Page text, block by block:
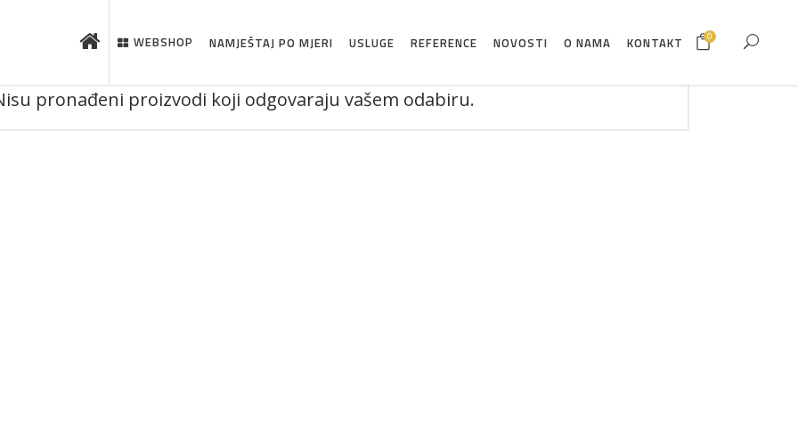
WEBSHOP NAMJEŠTAJ PO MJERI USLUGE REFERENCE NOVOSTI O NAMA KONTAKT 0
pronađeni proizvodi koji odgovaraju vašem odabiru.